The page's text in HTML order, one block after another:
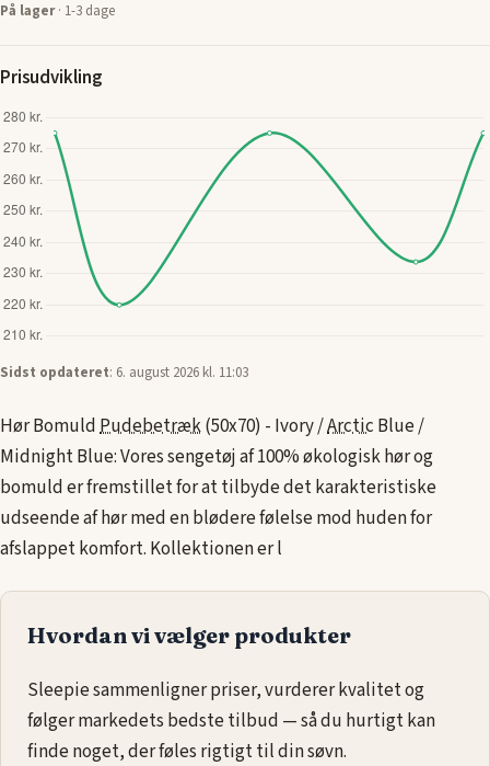
På lager· 1-3 dage
Prisudvikling
Sidst opdateret: 6. august 2026 kl. 11:03
Hør BomuldPudebetræk(50x70) - Ivory /Arctic Blue /
Midnight Blue: Vores sengetøj af 100% økologisk hør og
bomuld er fremstillet for at tilbyde det karakteristiske
udseende af hør med en blødere følelse mod huden for
afslappet komfort. Kollektionen er l
Hvordan vi vælger produkter
Sleepie sammenligner priser, vurderer kvalitet og
følger markedets bedste tilbud — så du hurtigt kan
finde noget, der føles rigtigt til din søvn.